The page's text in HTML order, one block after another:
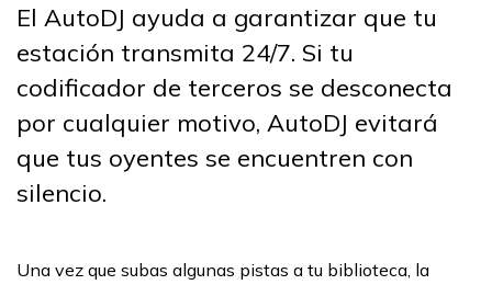
El AutoDJ ayuda a garantizar que tu
estación transmita 24/7. Si tu
codificador de terceros se desconecta
por cualquier motivo, AutoDJ evitará
que tus oyentes se encuentren con
silencio.
Una vez que subas algunas pistas a tu biblioteca, la